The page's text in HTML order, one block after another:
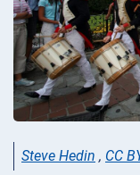
Steve Hedin , CC